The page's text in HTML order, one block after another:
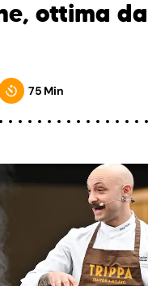
ottima
75 Min